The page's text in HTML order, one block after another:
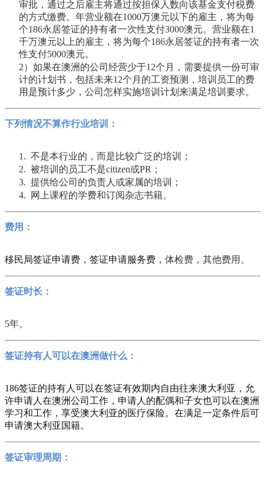
审批，通过之后雇主将通过按担保人数向该基金支付税费
的方式缴费。年营业额在1000万澳元以下的雇主，将为每
个186永居签证的持有者一次性支付3000澳元。营业额在1
千万澳元以上的雇主，将为每个186永居签证的持有者一次
性支付5000澳元。
2）如果在澳洲的公司经营少于12个月，需要提供一份可审
计的计划书，包括未来12个月的工资预测，培训员工的费
用是预计多少，公司怎样实施培训计划来满足培训要求。
下列情况不算作行业培训：
1. 不是本行业的，而是比较广泛的培训；
2. 被培训的员工不是citizen或PR；
3. 提供给公司的负责人或家属的培训；
4.
网上课程的学费和订阅杂志书籍。
费用：
移民局签证申请费，签证申请服务费， 体检费，其他费用。
签证时长：
5年。
签证持有人可以在澳洲做什么：
186签证的持有人可以在签证有效期内自由往来澳大利亚，允
许申请人在澳洲公司工作，申请人的配偶和子女也可以在澳洲
学习和工作，享受澳大利亚的医疗保险。在满足一定条件后可
申请澳大利亚国籍。
签证审理周期：